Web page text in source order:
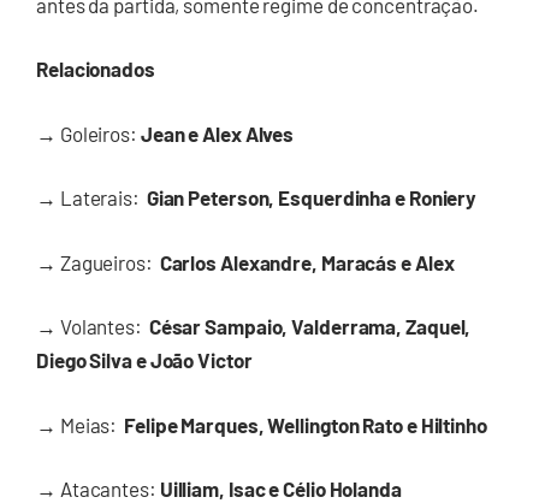
Relacionados
→ Goleiros: Jean e Alex Alves
→ Laterais: Gian Peterson, Esquerdinha e Roniery
→ Zagueiros: Carlos Alexandre, Maracás e Alex
→ Volantes: César Sampaio, Valderrama, Zaquel,
Diego Silva e João Victor
→ Meias: Felipe Marques, Wellington Rato e Hiltinho
→ Atacantes: Uilliam, Isac e Célio Holanda